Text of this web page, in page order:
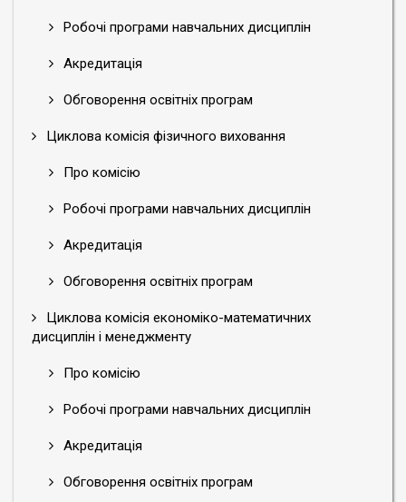
Робочі програми навчальних дисциплін
Акредитація
Обговорення освітніх програм
Циклова комісія фізичного виховання
Про комісію
Робочі програми навчальних дисциплін
Акредитація
Обговорення освітніх програм
Циклова комісія економіко-математичних
дисциплін і менеджменту
Про комісію
Робочі програми навчальних дисциплін
Акредитація
Обговорення освітніх програм